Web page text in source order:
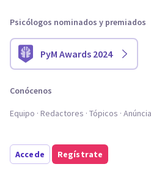
Psicólogos nominados y premiados
PyM Awards 2024
Conócenos
Equipo Redactores Tópicos
Accede Regístrate